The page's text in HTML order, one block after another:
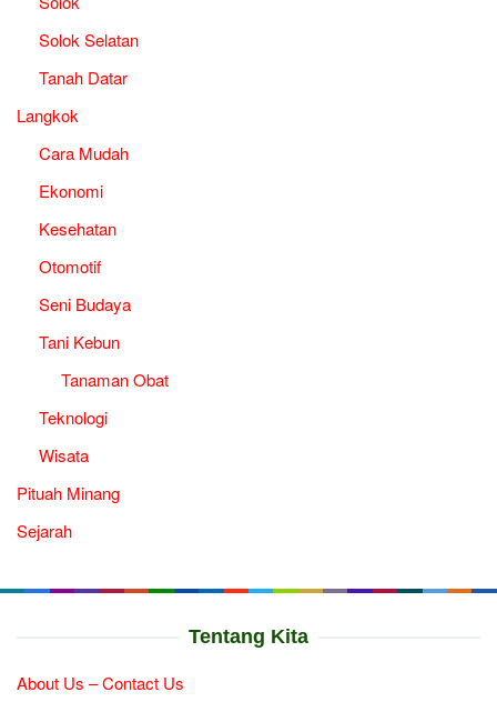
Solok Selatan
Tanah Datar
Langkok
Cara Mudah
Ekonomi
Kesehatan
Otomotif
Seni Budaya
Tani Kebun
Tanaman Obat
Teknologi
Wisata
Pituah Minang
Sejarah
Tentang Kita
About Us – Contact Us